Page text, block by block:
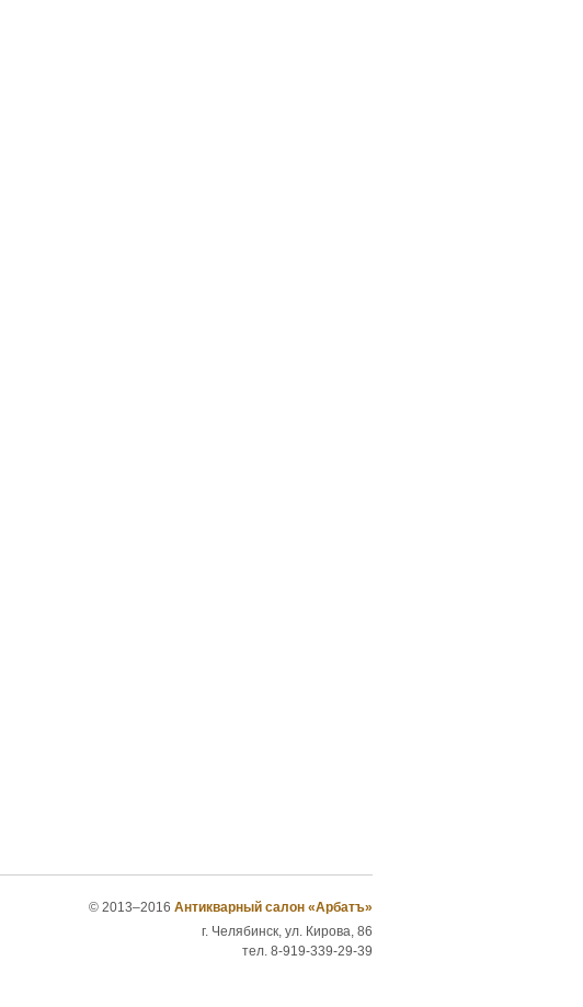
© 2013–2016 Антикварный салон «Арбатъ»
г. Челябинск, ул. Кирова, 86
тел. 8-919-339-29-39